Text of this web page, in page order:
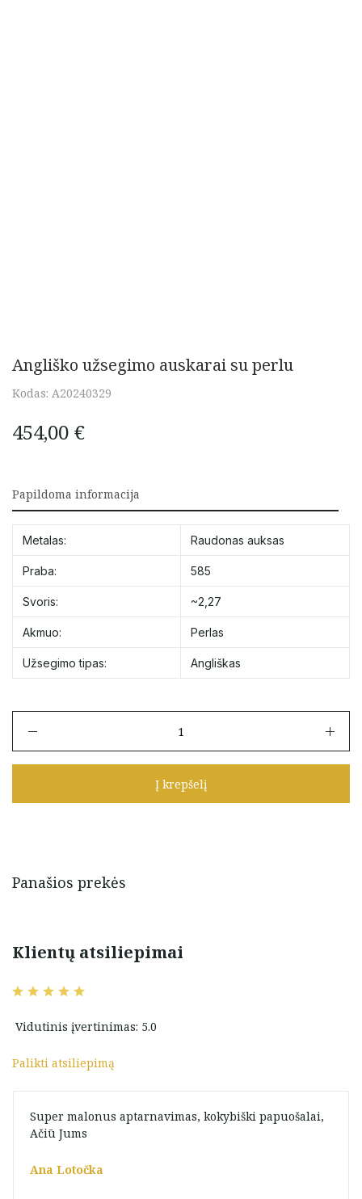
Angliško užsegimo auskarai su perlu
Kodas: A20240329
454,00 €
Papildoma informacija
Metalas: Raudonas auksas
Praba: 585
Svoris: ~2,27
Akmuo: Perlas
Užsegimo tipas: Angliškas
Angliško
su
Į krepšelį
Panašios prekės
Klientų atsiliepimai
Vidutinis įvertinimas: 5.0
Palikti atsiliepimą
Super malonus aptarnavimas, kokybiški papuošalai,
Ačiū Jums
Ana Lotočka